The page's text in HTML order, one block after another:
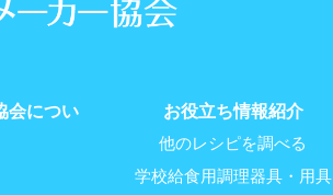
会につい お役立ち情報紹介
他のレシピを調べる
学校給食用調理器具・用具